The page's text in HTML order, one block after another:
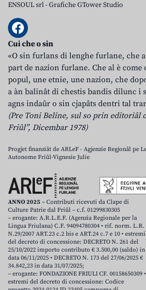
ENSOUL srl-Grafiche GTower Studio
Cui che o sin
«O sin furlans di lenghe furlane, che
part de nazion furlane. Che al è come
popul, une etnie, une nazion, che
a àn balinât di chestis bandis dilunc i
agns indaûr o sin cjapâts dentri tal
(Pre Toni Beline, sul so prin editoriâl
Friûl”, Dicembar 1978)
Progjet finanziât de ARLeF - Agjenzie Regjonâl pe
Autonome Friûl-Vignesie Julie
ANNO 2025 – Contributi ricevuti da Clape di
Culture Patrie dal Friûl – c.f. 01299830305
– erogante: A.R.L.E.F. (Agenzia Regionale per la
Lingua Friulana) C.F. 94094780304 • rif. norm. L.R.
N.29/2007 ART.23 c.2 bis e ART.24 c.7 e 10 • estremi
del decreto di concessione: DECRETO N. 261 del
25/10/2022 importo contributo € 3.500,00 (saldo) in
data 06/11/2025 • DECRETO N. 173 del 27/06/2025 €
34.842,23 in data 31/07/2025;
– erogante: FONDAZIONE FRIULI CF. 00158650309 •
estremi del decreto di concessione: Codice